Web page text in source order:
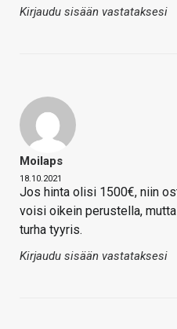
Kirjaudu sisään vastataksesi
Moilaps
18.10.2021
Jos hinta olisi 1500€, niin
voisi oikein perustella,
turha tyyris.
Kirjaudu sisään vastataksesi